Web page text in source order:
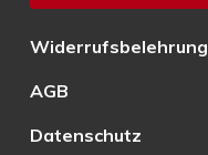
Widerrufsbelehrung
AGB
Datenschutz